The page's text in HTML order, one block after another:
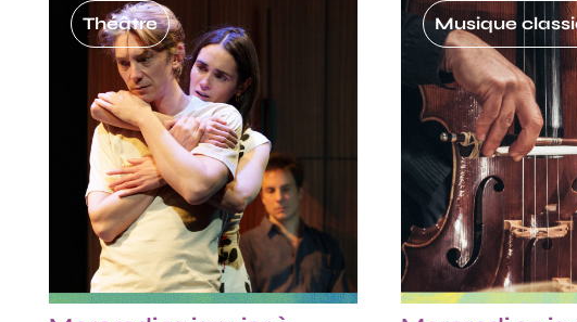
Théâtre Musique